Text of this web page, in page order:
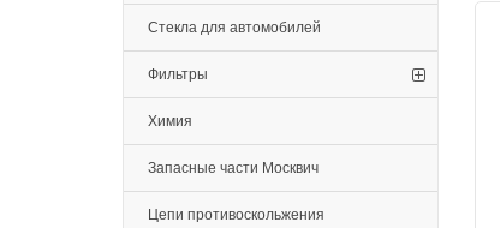
Стекла для автомобилей
Фильтры
Химия
Запасные части Москвич
Цепи противоскольжения